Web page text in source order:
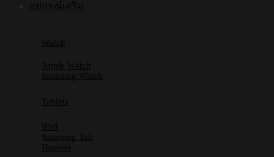
อุปกรณ์เสริม
Watch
Apple Watch
Samsung Watch
Tablets
iPad
Samsung Tab
Huawei